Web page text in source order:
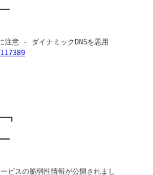
注意 - ダイナミックDNSを悪用
スの脆弱性情報が公開されまし